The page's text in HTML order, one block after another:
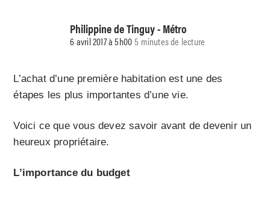
Philippine de Tinguy - Métro
6 avril 2017 à 5h005 minutes de lecture
L’achat d’une première habitation est une des
étapes les plus importantes d’une vie.
Voici ce que vous devez savoir avant de devenir un
heureux propriétaire.
L’importance du budget